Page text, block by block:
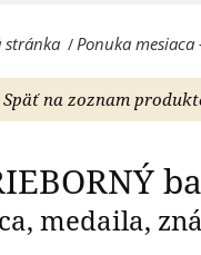
stránka /Ponuka
Späť na zoznam
medaila,